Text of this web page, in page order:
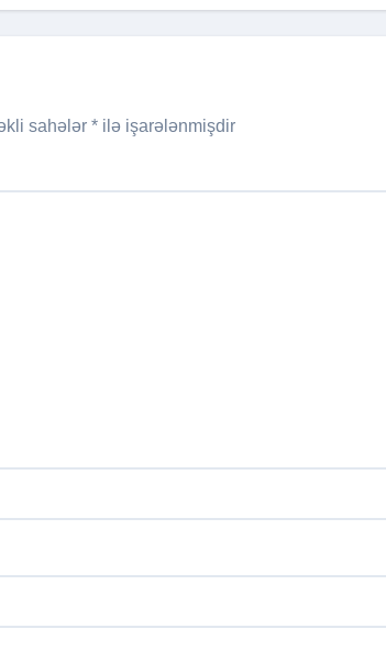
sahələr * ilə işarələnmişdir